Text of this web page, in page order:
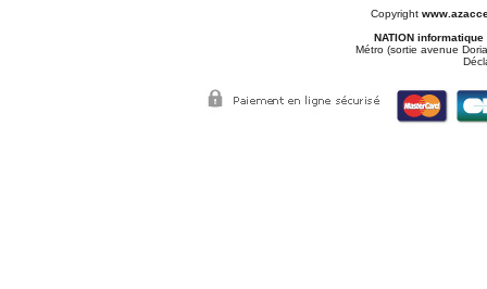
Copyright
NATION informatique
Métro (sortie avenue